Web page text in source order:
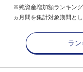
※純資産増加額ランキン
ヵ月間を集計対象期間とし
ラ